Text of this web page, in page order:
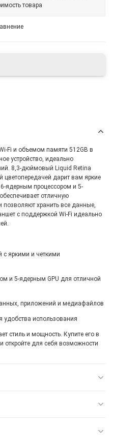
товара
Fi и объемом памяти 512GB в
устройство, идеально
8,3-дюймовый Liquid Retina
цветопередачей дарит вам яркие
ядерным процессором и 5-
отличную
позволяют хранить все данные,
с поддержкой Wi-Fi идеально
с яркими и четкими
и 5-ядерным GPU для отличной
приложений и медиафайлов
удобства использования
стиль и мощность. Купите его в
откройте для себя возможности